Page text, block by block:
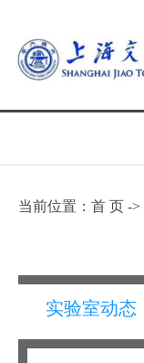
当前位置： 首 页 ->
实验室动态